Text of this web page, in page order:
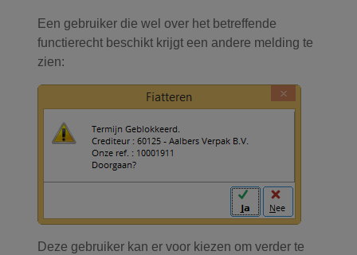
Een gebruiker die wel over het betreffende
functierecht beschikt krijgt een andere melding te
zien:
Deze gebruiker kan er voor kiezen om verder te